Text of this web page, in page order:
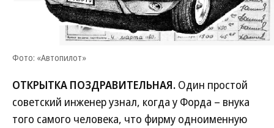
Фото: «Автопилот»
ОТКРЫТКА ПОЗДРАВИТЕЛЬНАЯ. Один простой
советский инженер узнал, когда у Форда – внука
того самого человека, что фирму одноименную